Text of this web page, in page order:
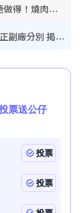
鬼門開2026｜8.13鬼節禁忌 22件事唔做得！燒肉、刺身要少食？半夜勿吹口哨/打呢個電話
網傳公院改用內地/副廠藥？醫生拆解正副廠分別 揭4類人換藥隨時出事